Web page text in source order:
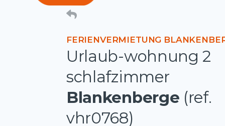
FERIENVERMIETUNG
Urlaub-wohnung 2
schlafzimmer
Blankenberge (ref.
vhr0768)